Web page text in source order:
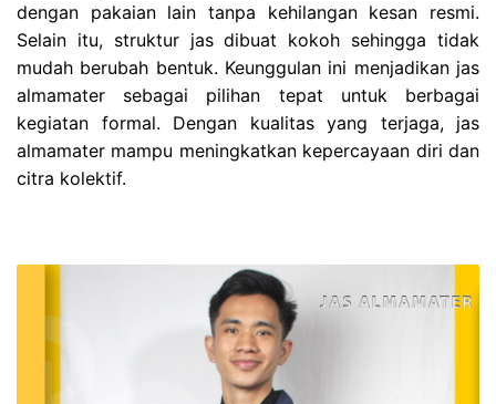
dengan pakaian lain tanpa kehilangan kesan resmi.
Selain itu, struktur jas dibuat kokoh sehingga tidak
mudah berubah bentuk. Keunggulan ini menjadikan jas
almamater sebagai pilihan tepat untuk berbagai
kegiatan formal. Dengan kualitas yang terjaga, jas
almamater mampu meningkatkan kepercayaan diri dan
citra kolektif.